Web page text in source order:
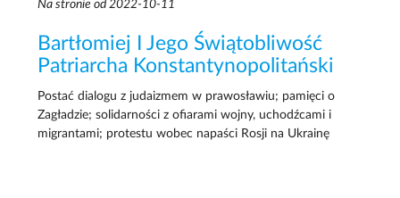
Na stronie od 2022-10-11
Bartłomiej I Jego Świątobliwość
Patriarcha Konstantynopolitański
Postać dialogu z judaizmem w prawosławiu; pamięci o
Zagładzie; solidarności z ofiarami wojny, uchodźcami i
migrantami; protestu wobec napaści Rosji na Ukrainę